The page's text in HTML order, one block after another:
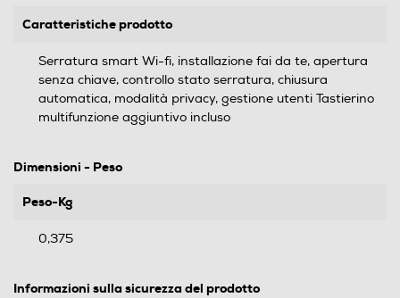
Caratteristiche prodotto
Serratura smart Wi-fi, installazione fai da te, apertura
senza chiave, controllo stato serratura, chiusura
automatica, modalità privacy, gestione utenti Tastierino
multifunzione aggiuntivo incluso
Dimensioni - Peso
Peso-Kg
0,375
Informazioni sulla sicurezza del prodotto